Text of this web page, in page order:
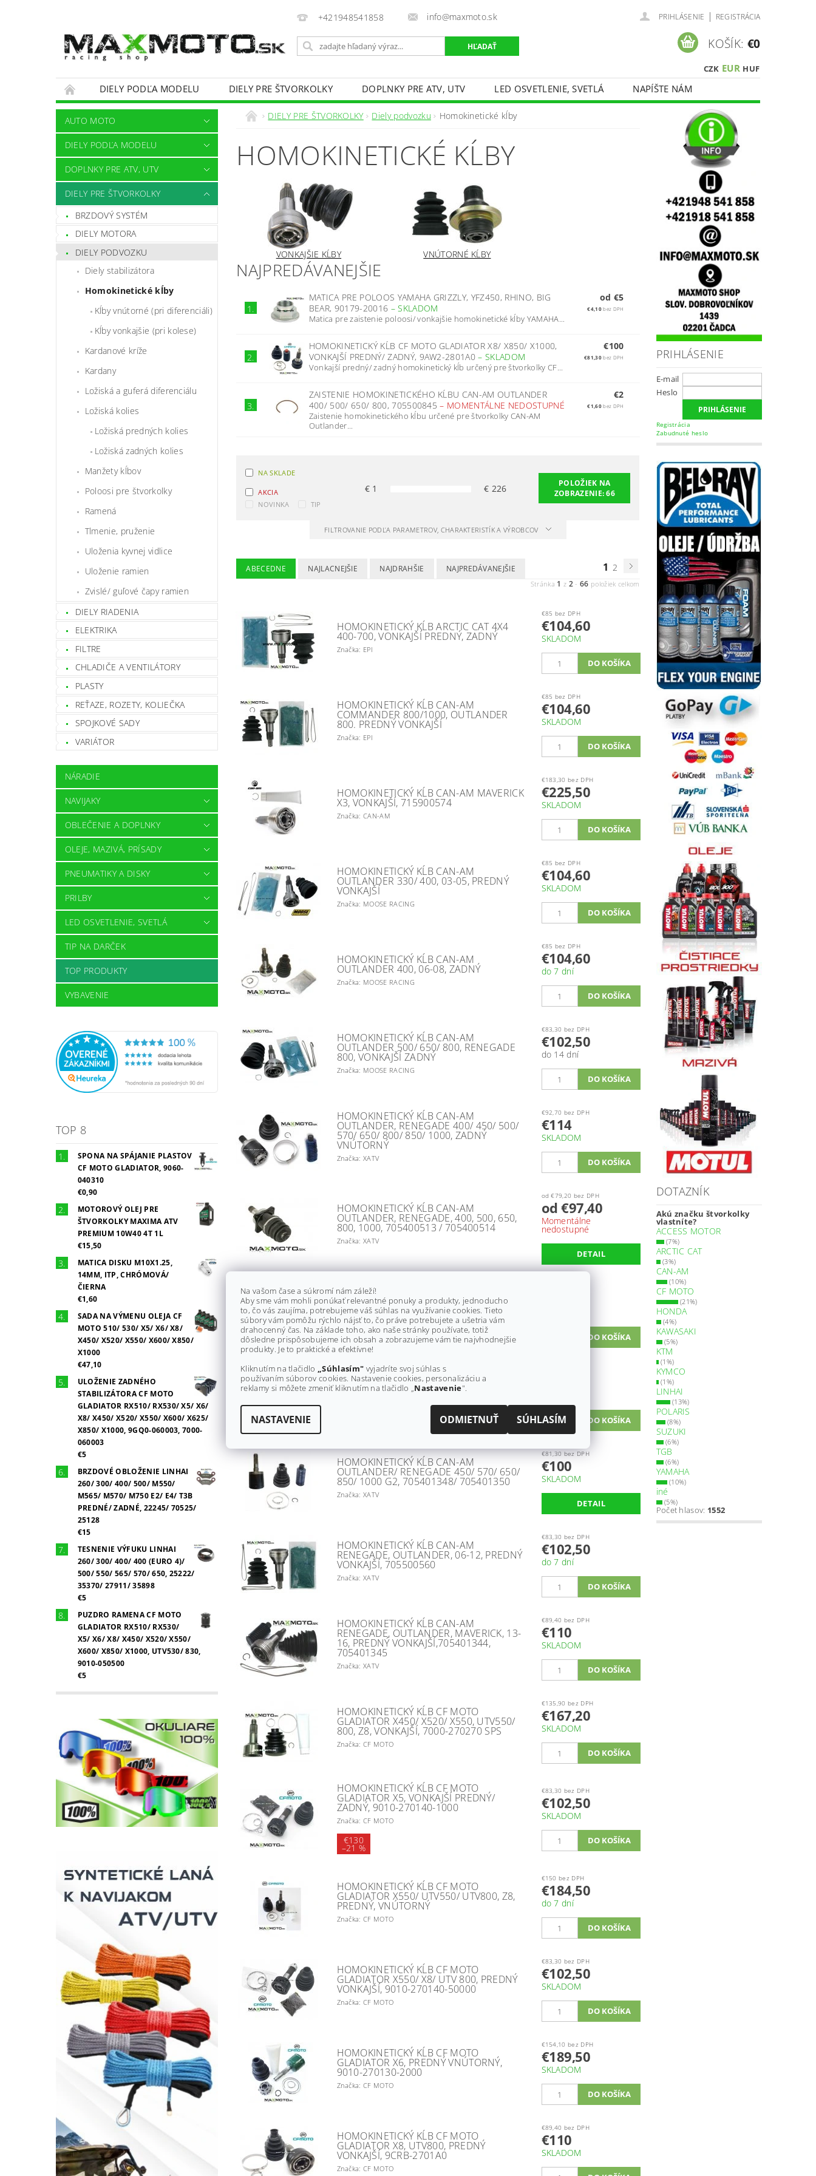
+421948541858 info@maxmoto.sk PRIHLÁSENIE | REGISTRÁCIA
CZK EUR HUF
KOŠÍK: €0
DIELY PODĽA MODELU DIELY PRE ŠTVORKOLKY DOPLNKY PRE ATV, UTV LED OSVETLENIE, SVETLÁ
NAPÍŠTE NÁM
OBCHODNÉ PODMIENKY
KONTAKTY
AUTO MOTO
DIELY PODĽA MODELU
DOPLNKY PRE ATV, UTV
DIELY PRE ŠTVORKOLKY
BRZDOVÝ SYSTÉM
DIELY MOTORA
DIELY PODVOZKU
Diely stabilizátora
Homokinetické kĺby
Kĺby vnútorné (pri diferenciáli)
Kĺby vonkajšie (pri kolese)
Kardanové kríže
Kardany
Ložiská a guferá diferenciálu
Ložiská kolies
Ložiská predných kolies
Ložiská zadných kolies
Manžety kĺbov
Poloosi pre štvorkolky
Ramená
Tlmenie, pruženie
Uloženia kyvnej vidlice
Uloženie ramien
Zvislé/ guľové čapy ramien
DIELY RIADENIA
ELEKTRIKA
FILTRE
CHLADIČE A VENTILÁTORY
PLASTY
REŤAZE, ROZETY, KOLIEČKA
SPOJKOVÉ SADY
VARIÁTOR
NÁRADIE
NAVIJAKY
OBLEČENIE A DOPLNKY
OLEJE, MAZIVÁ, PRÍSADY
PNEUMATIKY A DISKY
PRILBY
LED OSVETLENIE, SVETLÁ
TIP NA DARČEK
TOP PRODUKTY
VYBAVENIE
TOP 8
SPONA NA SPÁJANIE PLASTOV
CF MOTO GLADIATOR, 9060-
040310
€0,90
MOTOROVÝ OLEJ PRE
ŠTVORKOLKY MAXIMA ATV
PREMIUM 10W40 4T 1L
€15,50
MATICA DISKU M10X1.25,
14MM, ITP, CHRÓMOVÁ/
ČIERNA
€1,60
SADA NA VÝMENU OLEJA CF
MOTO 510/ 530/ X5/ X6/ X8/
X450/ X520/ X550/ X600/ X850/
X1000
€47,10
ULOŽENIE ZADNÉHO
STABILIZÁTORA CF MOTO
GLADIATOR RX510/ RX530/ X5/ X6/
X8/ X450/ X520/ X550/ X600/ X625/
X850/ X1000, 9GQ0-060003, 7000-
060003
€5
BRZDOVÉ OBLOŽENIE LINHAI
260/ 300/ 400/ 500/ M550/
M565/ M570/ M750 E2/ E4/ T3B
PREDNÉ/ ZADNÉ, 22245/ 70525/
25128
€15
TESNENIE VÝFUKU LINHAI
260/ 300/ 400/ 400 (EURO 4)/
500/ 550/ 565/ 570/ 650, 25222/
35370/ 27911/ 35898
€5
PUZDRO RAMENA CF MOTO
GLADIATOR RX510/ RX530/
X5/ X6/ X8/ X450/ X520/ X550/
X600/ X850/ X1000, UTV530/ 830,
9010-050500
€5
DIELY PRE ŠTVORKOLKY Diely podvozku Homokinetické kĺby
HOMOKINETICKÉ KĹBY
VONKAJŠIE KĹBY VNÚTORNÉ KĹBY
NAJPREDÁVANEJŠIE
1.
MATICA PRE POLOOS YAMAHA GRIZZLY, YFZ450, RHINO, BIG
BEAR, 90179-20016 –SKLADOM
Matica pre zaistenie poloosi/ vonkajšie homokinetické kĺby YAMAHA...
od €5
€4,10bez DPH
2.
HOMOKINETICKÝ KĹB CF MOTO GLADIATOR X8/ X850/ X1000,
VONKAJŠÍ PREDNÝ/ ZADNÝ, 9AW2-2801A0–SKLADOM
Vonkajší predný/ zadný homokinetický kĺb určený pre štvorkolky CF...
€100
€81,30bez DPH
3.
ZAISTENIE HOMOKINETICKÉHO KĹBU CAN-AM OUTLANDER
400/ 500/ 650/ 800, 705500845– MOMENTÁLNE NEDOSTUPNÉ
Zaistenie homokinetického kĺbu určené pre štvorkolky CAN-AM
Outlander...
€2
€1,60bez DPH
NA SKLADE
AKCIA
NOVINKA
TIP
€ 1 € 226
POLOŽIEK NA
ZOBRAZENIE:66
FILTROVANIE PODĽA PARAMETROV, CHARAKTERISTÍK A VÝROBCOV
ABECEDNE NAJLACNEJŠIE NAJDRAHŠIE NAJPREDÁVANEJŠIE 1 2
Stránka 1 z 2 -66 položiek celkom
HOMOKINETICKÝ KĹB ARCTIC CAT 4X4
400-700, VONKAJŠÍ PREDNÝ, ZADNÝ
Značka: EPI
€85 bez DPH
€104,60
SKLADOM
HOMOKINETICKÝ KĹB CAN-AM
COMMANDER 800/1000, OUTLANDER
800. PREDNÝ VONKAJŠÍ
Značka: EPI
€85 bez DPH
€104,60
SKLADOM
HOMOKINETICKÝ KĹB CAN-AM MAVERICK
X3, VONKAJŠÍ, 715900574
Značka: CAN-AM
€183,30 bez DPH
€225,50
SKLADOM
HOMOKINETICKÝ KĹB CAN-AM
OUTLANDER 330/ 400, 03-05, PREDNÝ
VONKAJŠÍ
Značka: MOOSE RACING
€85 bez DPH
€104,60
SKLADOM
HOMOKINETICKÝ KĹB CAN-AM
OUTLANDER 400, 06-08, ZADNÝ
Značka: MOOSE RACING
€85 bez DPH
€104,60
do 7 dní
HOMOKINETICKÝ KĹB CAN-AM
OUTLANDER 500/ 650/ 800, RENEGADE
800, VONKAJŠÍ ZADNÝ
Značka: MOOSE RACING
€83,30 bez DPH
€102,50
do 14 dní
HOMOKINETICKÝ KĹB CAN-AM
OUTLANDER, RENEGADE 400/ 450/ 500/
570/ 650/ 800/ 850/ 1000, ZADNÝ
VNÚTORNÝ
Značka: XATV
€92,70 bez DPH
€114
SKLADOM
HOMOKINETICKÝ KĹB CAN-AM
OUTLANDER, RENEGADE, 400, 500, 650,
800, 1000, 705400513 / 705400514
Značka: XATV
od €79,20 bez DPH
od €97,40
Momentálne
nedostupné
DETAIL
HOMOKINETICKÝ KĹB CAN-AM
OUTLANDER, RENEGADE, COMMANDER,
MAVERICK, ZADNÝ, G2, 705501776
Značka: EPI
HOMOKINETICKÝ KĹB CAN-AM
OUTLANDER, RENEGADE, COMMANDER,
HOMOKINETICKÝ KĹB CAN-AM
OUTLANDER/ RENEGADE 450/ 570/ 650/
850/ 1000 G2, 705401348/ 705401350
Značka: XATV
€81,30 bez DPH
€100
SKLADOM
DETAIL
HOMOKINETICKÝ KĹB CAN-AM
RENEGADE, OUTLANDER, 06-12, PREDNÝ
VONKAJŠÍ, 705500560
Značka: XATV
€83,30 bez DPH
€102,50
do 7 dní
HOMOKINETICKÝ KĹB CAN-AM
RENEGADE, OUTLANDER, MAVERICK, 13-
16, PREDNÝ VONKAJŠÍ,705401344,
705401345
Značka: XATV
€89,40 bez DPH
€110
SKLADOM
HOMOKINETICKÝ KĹB CF MOTO
GLADIATOR X450/ X520/ X550, UTV550/
800, Z8, VONKAJŠÍ, 7000-270270 SPS
Značka: CF MOTO
€135,90 bez DPH
€167,20
SKLADOM
HOMOKINETICKÝ KĹB CF MOTO
GLADIATOR X5, VONKAJŠÍ PREDNÝ/
ZADNÝ, 9010-270140-1000
Značka: CF MOTO
€130
–21 %
€83,30 bez DPH
€102,50
SKLADOM
HOMOKINETICKÝ KĹB CF MOTO
GLADIATOR X550/ UTV550/ UTV800, Z8,
PREDNÝ, VNÚTORNÝ
Značka: CF MOTO
€150 bez DPH
€184,50
do 7 dní
HOMOKINETICKÝ KĹB CF MOTO
GLADIATOR X550/ X8/ UTV 800, PREDNÝ
VONKAJŠÍ, 9010-270140-50000
Značka: CF MOTO
€83,30 bez DPH
€102,50
SKLADOM
HOMOKINETICKÝ KĹB CF MOTO
GLADIATOR X6, PREDNÝ VNÚTORNÝ,
9010-270130-2000
Značka: CF MOTO
€154,10 bez DPH
€189,50
SKLADOM
HOMOKINETICKÝ KĹB CF MOTO
GLADIATOR X8, UTV800, PREDNÝ
VONKAJŠÍ, 9CRB-2701A0
Značka: CF MOTO
€89,40 bez DPH
€110
SKLADOM
PRIHLÁSENIE
E-mail
Heslo
Registrácia
Zabudnuté heslo
DOTAZNÍK
Akú značku štvorkolky
vlastníte?
ACCESS MOTOR
(7%)
ARCTIC CAT
(3%)
CAN-AM
(10%)
CF MOTO
(21%)
HONDA
(4%)
KAWASAKI
(5%)
KTM
(1%)
KYMCO
(1%)
LINHAI
(13%)
POLARIS
(8%)
SUZUKI
(6%)
TGB
(6%)
YAMAHA
(10%)
iné
(5%)
Počet hlasov: 1552
Na vašom čase a súkromí nám záleží!
Aby sme vám mohli ponúkať relevantné ponuky a produkty, jednoducho
to, čo vás zaujíma, potrebujeme váš súhlas na využívanie cookies. Tieto
súbory vám pomôžu rýchlo nájsť to, čo práve potrebujete a ušetria vám
drahocenný čas. Na základe toho, ako naše stránky používate, totiž
dôsledne prispôsobujeme ich obsah a zobrazujeme vám tie najvhodnejšie
produkty. Je to praktické a efektívne!
Kliknutím na tlačidlo „Súhlasím" vyjadríte svoj súhlas s
používaním súborov cookies. Nastavenie cookies, personalizáciu a
reklamy si môžete zmeniť kliknutím na tlačidlo „Nastavenie".
NASTAVENIE ODMIETNUŤ SÚHLASÍM